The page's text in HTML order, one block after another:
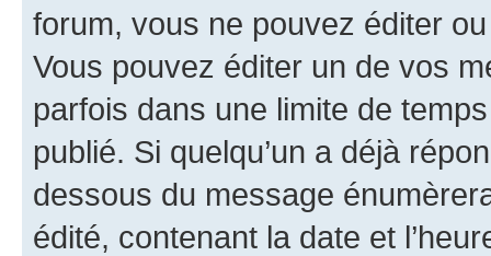
forum, vous ne pouvez éditer
Vous pouvez éditer un de vos
parfois dans une limite de
publié. Si quelqu’un a déjà
dessous du message
édité, contenant la date et